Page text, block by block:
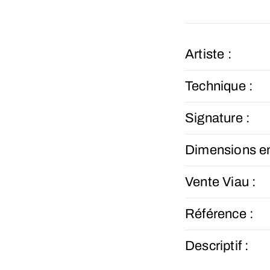
Artiste :
Technique :
Signature :
Dimensions
Vente Viau :
Référence :
Descriptif :